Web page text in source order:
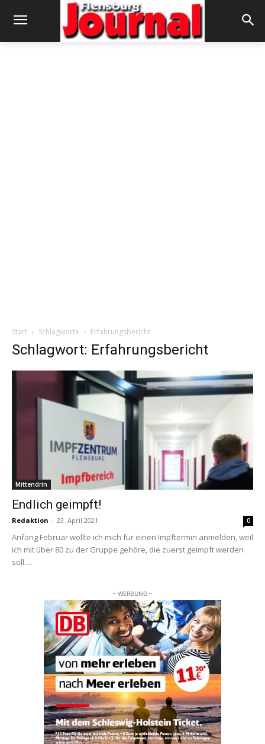
Start Schlagworte Erfahrungsbericht
Schlagwort: Erfahrungsbericht
Mittendrin
Endlich geimpft!
Redaktion - 23. April 2021 0
Anfang Februar wollte ich mich für einen Impftermin anmelden, weil
ich mit über 80 zu der Gruppe gehöre, die zuerst geimpft werden
soll....
– WERBUNG –